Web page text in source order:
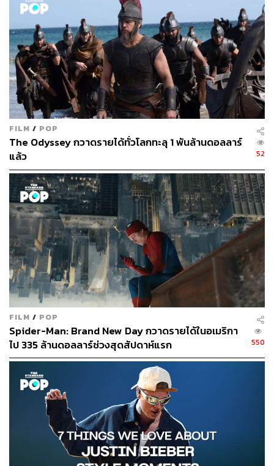
THE WAIF SUPERMODELS
ในยุค 80 ได้ถือกำเนิดซูเปอร์โมเดลขึ้น นำทัพโดย Linda
Evangelista, Naomi Campbell, Christy Turlington และ
Cindy Crawford พวกเธอเปรียบได้กับเซเลบริตี้ฝั่งแฟชั่น แม้
พวกเธอจะขึ้นแท่นระดับไอคอนแล้วก็ตาม แต่ในยุค 90
กระแสมินิมัลมาพร้อมทัพนางแบบสไตล์ใหม่ด้วยเช่นกัน หาก
ยุค 80 นางแบบเรือนร่างเซ็กซี่เป็นที่ต้องการตัว สำหรับยุค 90
เหล่าดีไซเนอร์กลับชื่นชอบนางแบบรูปร่างผอมบาง จนเป็น
ที่มาของกระแสนางแบบ The Waif นำโดย Kate Moss,
Amber Valletta, Shalom Harlow, Kristen McMenamy,
Carolyn Murphy และ Stella Tennant ซึ่งการมาของพวกเธอ
ต่อยอดให้เทรนด์รูปร่างนางแบบที่ผอมบางกลายเป็น
มาตรฐานสำหรับวงการแฟชั่นอีกด้วย
FILM / POP
The Odyssey กวาดรายได้ทั่วโลกทะลุ 1 พันล้านดอลลาร์
แล้ว
52
FILM / POP
Spider-Man: Brand New Day กวาดรายได้ในอเมริกา
ไป 335 ล้านดอลลาร์ช่วงสุดสัปดาห์แรก
550